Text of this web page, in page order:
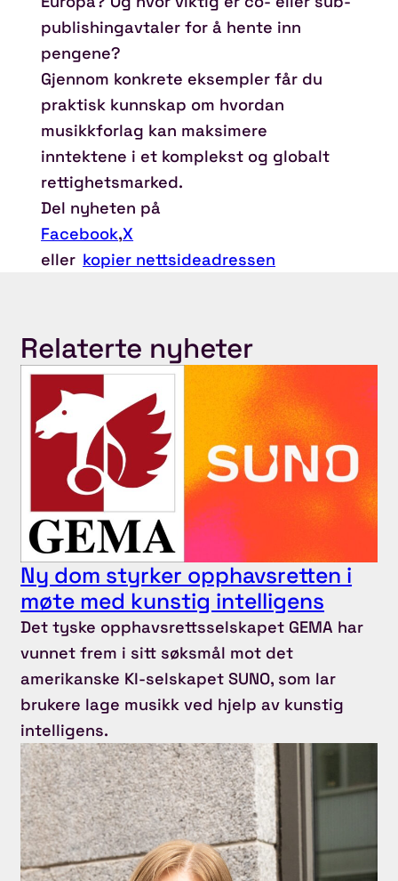
publishingavtaler for å hente inn
pengene?
Gjennom konkrete eksempler får du
praktisk kunnskap om hvordan
musikkforlag kan maksimere
inntektene i et komplekst og globalt
rettighetsmarked.
Del nyheten på
Facebook,X
eller kopier nettsideadressen
Relaterte nyheter
Ny dom styrker opphavsretten i
møte med kunstig intelligens
Det tyske opphavsrettsselskapet GEMA har
vunnet frem i sitt søksmål mot det
amerikanske KI-selskapet SUNO, som lar
brukere lage musikk ved hjelp av kunstig
intelligens.